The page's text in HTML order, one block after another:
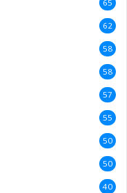
65
62
58
58
57
55
50
50
40